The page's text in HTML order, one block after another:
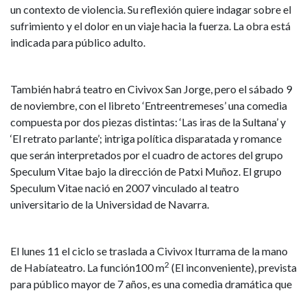
un contexto de violencia. Su reflexión quiere indagar sobre el
sufrimiento y el dolor en un viaje hacia la fuerza. La obra está
indicada para público adulto.
También habrá teatro en Civivox San Jorge, pero el sábado 9
de noviembre, con el libreto ‘Entreentremeses’ una comedia
compuesta por dos piezas distintas: ‘Las iras de la Sultana’ y
‘El retrato parlante’; intriga política disparatada y romance
que serán interpretados por el cuadro de actores del grupo
Speculum Vitae bajo la dirección de Patxi Muñoz. El grupo
Speculum Vitae nació en 2007 vinculado al teatro
universitario de la Universidad de Navarra.
El lunes 11 el ciclo se traslada a Civivox Iturrama de la mano
de Habíateatro. La función100 m2 (El inconveniente), prevista
para público mayor de 7 años, es una comedia dramática que